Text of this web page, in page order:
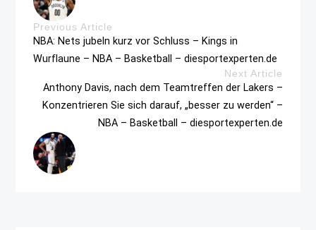
Previous Article
NBA: Nets jubeln kurz vor Schluss – Kings in
Wurflaune – NBA – Basketball – diesportexperten.de
Next Article
Anthony Davis, nach dem Teamtreffen der Lakers –
Konzentrieren Sie sich darauf, „besser zu werden“ –
NBA – Basketball – diesportexperten.de